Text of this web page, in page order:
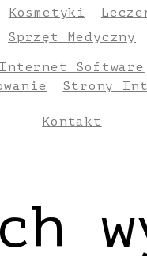
Kosmetyki
Sprzęt Medyczny
Internet Software
Strony
Kontakt